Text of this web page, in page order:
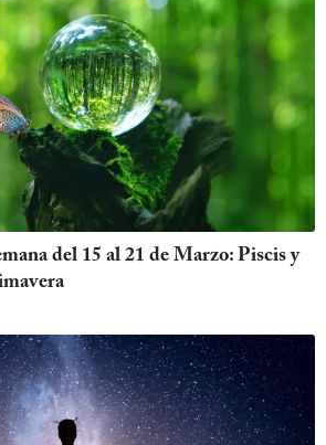
del 15 al 21 de Marzo: Piscis y